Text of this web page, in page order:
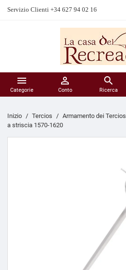
Servizio Clienti +34 627 94 02 16

Categorie

Conto

Ricerca
Inizio Tercios Armamento dei Tercios
a striscia 1570-1620